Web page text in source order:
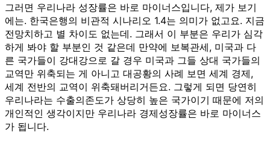
그러면 우리나라 성장률은 바로 마이너스입니다, 제가 보기
에는. 한국은행의 비관적 시나리오 1.4는 의미가 없고요. 지금
전망치하고 별 차이도 없는데. 그래서 이 부분은 우리가 심각
하게 봐야 할 부분인 것 같은데 만약에 보복관세, 미국과 다
른 국가들이 강대강으로 갈 경우 미국과 그들 상대 국가들의
교역만 위축되는 게 아니고 대공황의 사례 보면 세계 경제,
세계 전반의 교역이 위축돼버리거든요. 그렇게 되면 당연히
우리나라는 수출의존도가 상당히 높은 국가이기 때문에 저의
개인적인 생각이지만 우리나라 경제성장률은 바로 마이너스
가 됩니다.